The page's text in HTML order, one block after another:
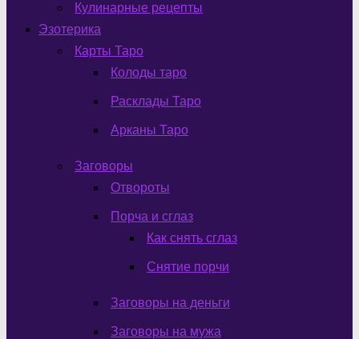
Кулинарные рецепты
Эзотерика
Карты Таро
Колоды таро
Расклады Таро
Арканы Таро
Заговоры
Отвороты
Порча и сглаз
Как снять сглаз
Снятие порчи
Заговоры на деньги
Заговоры на мужа